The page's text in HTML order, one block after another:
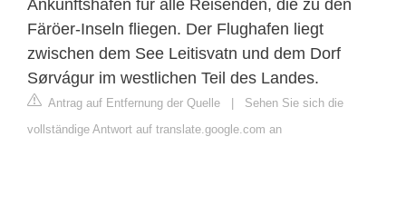
Ankunftshafen für alle Reisenden, die zu den
Färöer-Inseln fliegen. Der Flughafen liegt
zwischen dem See Leitisvatn und dem Dorf
Sørvágur im westlichen Teil des Landes.
Antrag auf Entfernung der Quelle | Sehen Sie sich die
vollständige Antwort auf translate.google.com an